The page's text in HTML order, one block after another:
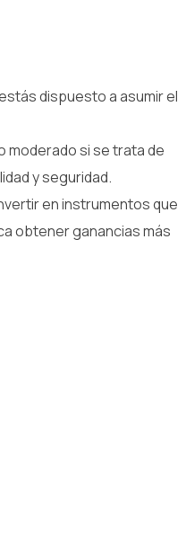
dispuesto a asumir el
moderado si se trata de
y seguridad.
en instrumentos que
obtener ganancias más